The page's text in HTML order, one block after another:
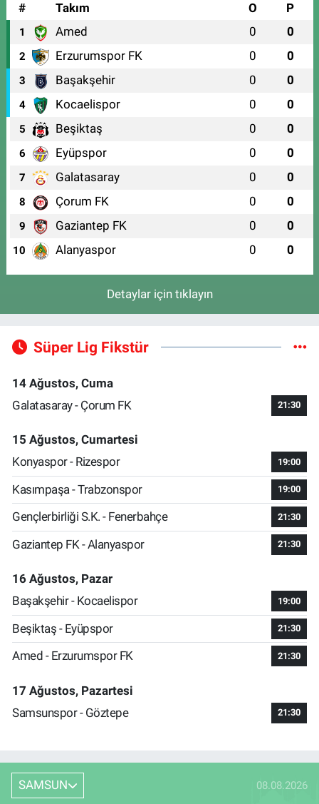
#
Takım O P
1 Amed 0 0
2 Erzurumspor FK 0 0
3 Başakşehir 0 0
4 Kocaelispor 0 0
5 Beşiktaş 0 0
6 Eyüpspor 0 0
7 Galatasaray 0 0
8 Çorum FK 0 0
9 Gaziantep FK 0 0
10 Alanyaspor 0 0
Detaylar için tıklayın
Süper Lig Fikstür
14 Ağustos, Cuma
Galatasaray - Çorum FK
21:30
15 Ağustos, Cumartesi
Konyaspor - Rizespor
19:00
Kasımpaşa - Trabzonspor 19:00
Gençlerbirliği S.K. - Fenerbahçe 21:30
Gaziantep FK - Alanyaspor 21:30
16 Ağustos, Pazar
Başakşehir - Kocaelispor
19:00
Beşiktaş - Eyüpspor 21:30
Amed - Erzurumspor FK 21:30
17 Ağustos, Pazartesi
Samsunspor - Göztepe
21:30
SAMSUN 08.08.2026